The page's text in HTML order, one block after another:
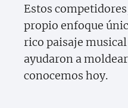
Estos
propio enfoque
rico paisaje musical
ayudaron a
conocemos hoy.